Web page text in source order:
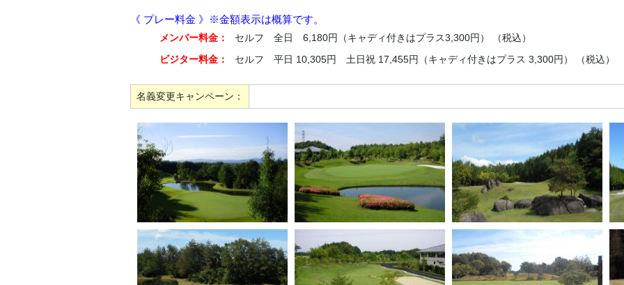
《 プレー料金 》※金額表示は概算です。
メンバー料金：
セルフ 全日 6,180円（キャディ付きはプラス3,300円） （税込）
ビジター料金：
セルフ 平日 10,305円 土日祝 17,455円（キャディ付きはプラス 3,300円） （税込）
名義変更キャンペーン：